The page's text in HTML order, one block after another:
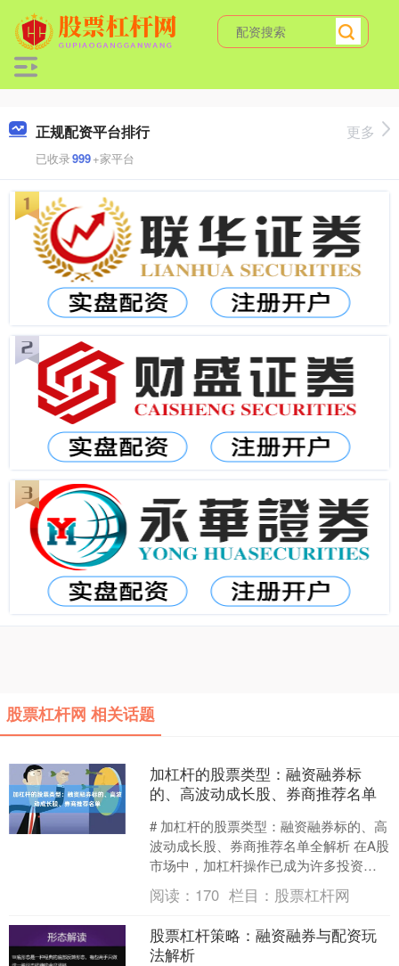
正规配资平台排行
已收录999+家平台
更多
股票杠杆网 相关话题
加杠杆的股票类型：融资融券标
的、高波动成长股、券商推荐名单
# 加杠杆的股票类型：融资融券标的、高
波动成长股、券商推荐名单全解析 在A股
市场中，加杠杆操作已成为许多投资者
放大收益的重要工具。然而，并非所有
股票都适合加杠杆....
阅读： 170 栏目： 股票杠杆网
股票杠杆策略：融资融券与配资玩
法解析